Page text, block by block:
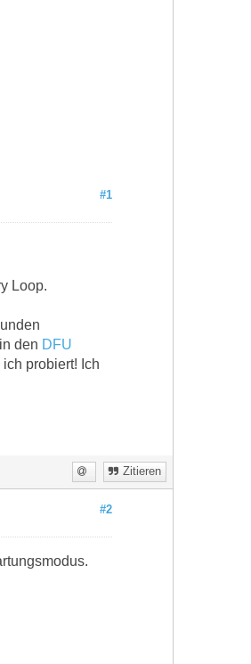
#1
Loop.
den DFU
probiert! Ich
Zitieren
#2